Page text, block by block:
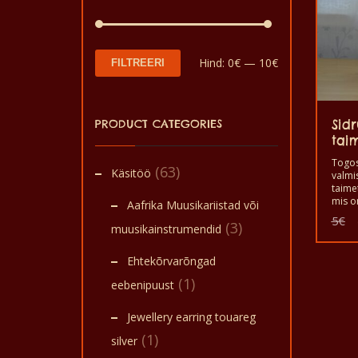
mis
mis
head
5€
Minimaalne
Maksimaalne
FILTREERI Hind: 0€— 10€
PRODUCT CATEGORIES
Käsitöö (63)
Aafrika Muusikariistad või
muusikainstrumendid (3)
Ehtekõrvarõngad
eebenipuust (1)
Jewellery earring touareg
silver (1)